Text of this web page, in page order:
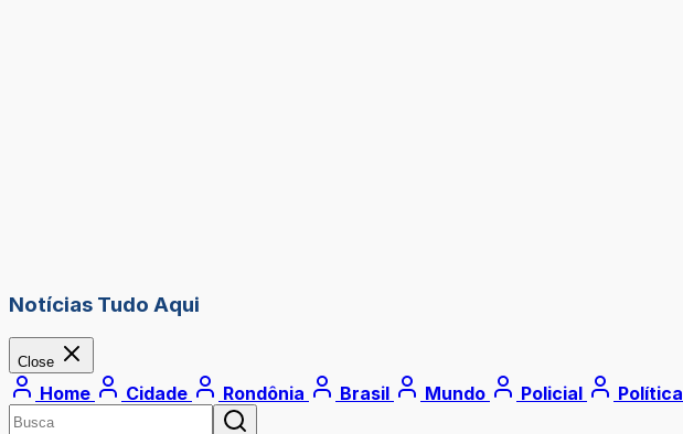
Notícias Tudo Aqui
Close
Home Cidade Rondônia Brasil Mundo Policial Política